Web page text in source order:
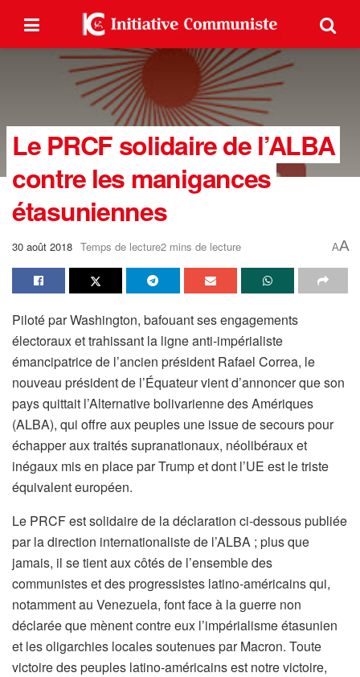
Le PRCF solidaire de l’ALBA
contre les manigances
étasuniennes
30 août 2018 Temps de lecture2 mins de lecture AA
Piloté par Washington, bafouant ses engagements
électoraux et trahissant la ligne anti-impérialiste
émancipatrice de l’ancien président Rafael Correa, le
nouveau président de l’Équateur vient d’annoncer que son
pays quittait l’Alternative bolivarienne des Amériques
(ALBA), qui offre aux peuples une issue de secours pour
échapper aux traités supranationaux, néolibéraux et
inégaux mis en place par Trump et dont l’UE est le triste
équivalent européen.
Le PRCF est solidaire de la déclaration ci-dessous publiée
par la direction internationaliste de l’ALBA ; plus que
jamais, il se tient aux côtés de l’ensemble des
communistes et des progressistes latino-américains qui,
notamment au Venezuela, font face à la guerre non
déclarée que mènent contre eux l’impérialisme étasunien
et les oligarchies locales soutenues par Macron. Toute
victoire des peuples latino-américains est notre victoire,